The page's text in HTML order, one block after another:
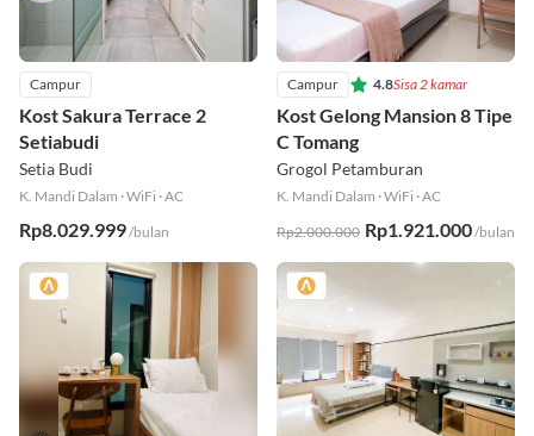
Campur
Kost Sakura Terrace 2
Setiabudi
Setia Budi
K. Mandi Dalam ·WiFi ·AC
Rp8.029.999/bulan
Campur 4.8Sisa 2 kamar
Kost Gelong Mansion 8 Tipe
C Tomang
Grogol Petamburan
K. Mandi Dalam ·WiFi ·AC
Rp2.000.000 Rp1.921.000/bulan